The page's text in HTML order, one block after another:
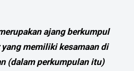
ajang berkumpul
memiliki kesamaan di
(dalam perkumpulan itu)